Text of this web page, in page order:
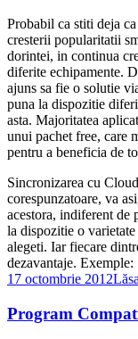
Probabil ca stiti deja
cresterii popularitatii
dorintei, in continua
diferite echipamente.
ajuns sa fie o solutie
puna la dispozitie
asta. Majoritatea
unui pachet free, care
pentru a beneficia de
Sincronizarea cu
corespunzatoare, va
acestora, indiferent de
la dispozitie o
alegeti. Iar fiecare
dezavantaje. Exemple:
17 octombrie 2012
Program